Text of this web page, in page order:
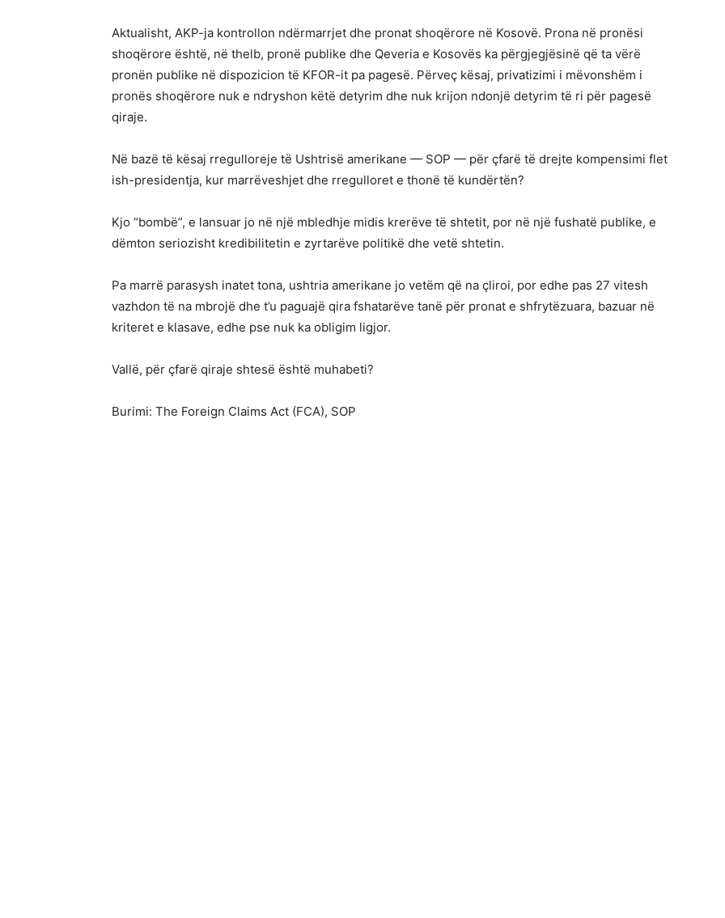
Aktualisht, AKP-ja kontrollon ndërmarrjet dhe pronat shoqërore në Kosovë. Prona në pronësi
shoqërore është, në thelb, pronë publike dhe Qeveria e Kosovës ka përgjegjësinë që ta vërë
pronën publike në dispozicion të KFOR-it pa pagesë. Përveç kësaj, privatizimi i mëvonshëm i
pronës shoqërore nuk e ndryshon këtë detyrim dhe nuk krijon ndonjë detyrim të ri për pagesë
qiraje.
Në bazë të kësaj rregulloreje të Ushtrisë amerikane — SOP — për çfarë të drejte kompensimi flet
ish-presidentja, kur marrëveshjet dhe rregulloret e thonë të kundërtën?
Kjo “bombë”, e lansuar jo në një mbledhje midis krerëve të shtetit, por në një fushatë publike, e
dëmton seriozisht kredibilitetin e zyrtarëve politikë dhe vetë shtetin.
Pa marrë parasysh inatet tona, ushtria amerikane jo vetëm që na çliroi, por edhe pas 27 vitesh
vazhdon të na mbrojë dhe t’u paguajë qira fshatarëve tanë për pronat e shfrytëzuara, bazuar në
kriteret e klasave, edhe pse nuk ka obligim ligjor.
Vallë, për çfarë qiraje shtesë është muhabeti?
Burimi: The Foreign Claims Act (FCA), SOP